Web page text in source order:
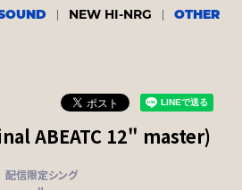
NEW HI-NRG OTHER
ABEATC 12" master)
配信限定シング